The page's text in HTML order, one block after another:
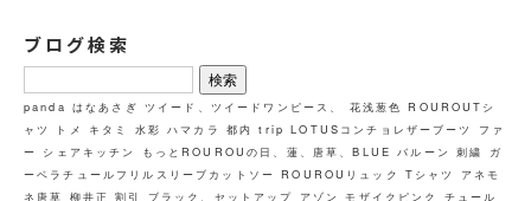
ブログ検索
検
索:
panda はなあさぎ ツイード、ツイードワンピース、 花浅葱色 ROUROUTシ
ャツ トメ キタミ
水彩 ハマカラ 都内 trip LOTUSコンチョレザーブーツ
ファ
ー シェアキッチン もっとROUROUの日、蓮、唐草、BLUE バルーン 刺繍
ガ
ーベラチュールフリルスリーブカットソー ROUROUリュック Tシャツ
アネモ
ネ唐草 柳井正 割引 ブラック、セットアップ アゾン モザイクピンク
チュール